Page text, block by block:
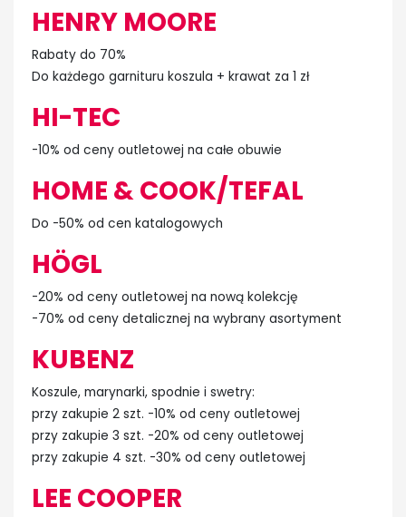
HENRY MOORE
Rabaty do 70%
Do każdego garnituru koszula + krawat za 1 zł
HI-TEC
-10% od ceny outletowej na całe obuwie
HOME & COOK/TEFAL
Do -50% od cen katalogowych
HÖGL
-20% od ceny outletowej na nową kolekcję
-70% od ceny detalicznej na wybrany asortyment
KUBENZ
Koszule, marynarki, spodnie i swetry:
przy zakupie 2 szt. -10% od ceny outletowej
przy zakupie 3 szt. -20% od ceny outletowej
przy zakupie 4 szt. -30% od ceny outletowej
LEE COOPER